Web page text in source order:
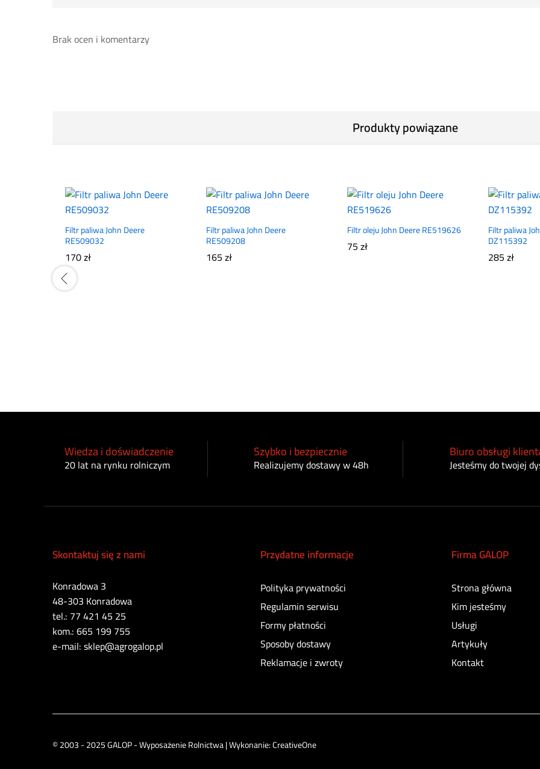
Brak ocen i komentarzy
Produkty powiązane
Filtr paliwa John Deere
RE509032
170zł
Filtr paliwa John Deere
RE509208
165zł
Filtr oleju John Deere RE519626
75zł
Filtr paliwa
DZ115392
285zł
Wiedza i doświadczenie
20 lat na rynku rolniczym
Szybko i bezpiecznie
Realizujemy dostawy w 48h
Biuro obsługi
Jesteśmy do twojej
Skontaktuj się z nami
Konradowa 3
48-303 Konradowa
tel.: 77 421 45 25
kom.: 665 199 755
e-mail: sklep@agrogalop.pl
Przydatne informacje
Polityka prywatności
Regulamin serwisu
Formy płatności
Sposoby dostawy
Reklamacje i zwroty
Firma GALOP
Strona główna
Kim jesteśmy
Usługi
Artykuły
Kontakt
© 2003 - 2025 GALOP - Wyposażenie Rolnictwa | Wykonanie:CreativeOne